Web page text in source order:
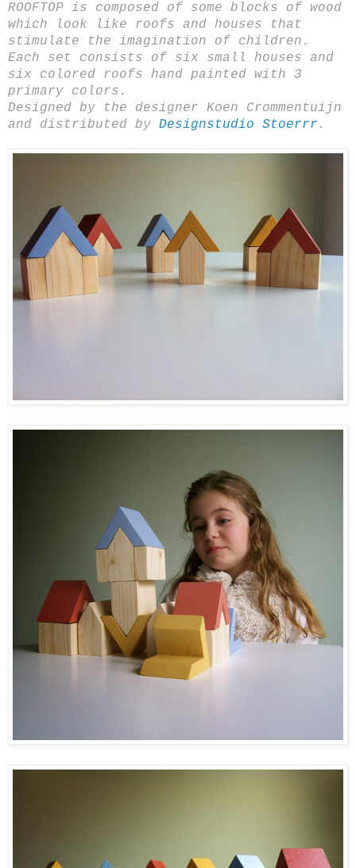
ROOFTOP is composed of some blocks of
wood
which look like roofs and houses
that
stimulate the imagination
of children.
Each set
consists of six small houses and
six
colored roofs
hand painted with 3
primary colors.
Designed by the designer
Koen
Crommentuijn
and distributed by Designstudio Stoerrr .